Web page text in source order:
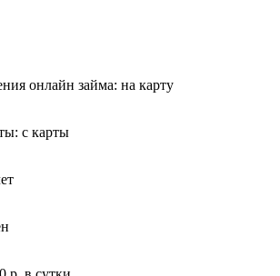
онлайн займа: на карту
с карты